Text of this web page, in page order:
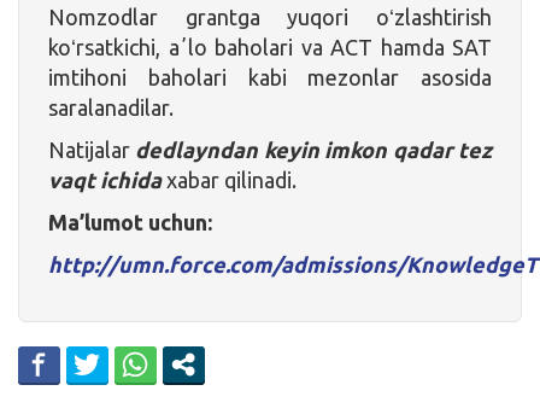
Nomzodlar grantga yuqori oʻzlashtirish
koʻrsatkichi, aʼlo baholari va ACT hamda SAT
imtihoni baholari kabi mezonlar asosida
saralanadilar.
Natijalar dedlayndan keyin imkon qadar tez
vaqt ichidaxabar qilinadi.
Ma’lumot uchun:
http://umn.force.com/admissions/